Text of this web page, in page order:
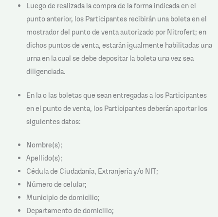
Luego de realizada la compra de la forma indicada en el
punto anterior, los Participantes recibirán una boleta en el
mostrador del punto de venta autorizado por Nitrofert; en
dichos puntos de venta, estarán igualmente habilitadas una
urna en la cual se debe depositar la boleta una vez sea
diligenciada.
En la o las boletas que sean entregadas a los Participantes
en el punto de venta, los Participantes deberán aportar los
siguientes datos:
Nombre(s);
Apellido(s);
Cédula de Ciudadanía, Extranjería y/o NIT;
Número de celular;
Municipio de domicilio;
Departamento de domicilio;